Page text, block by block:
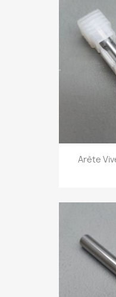
Arète